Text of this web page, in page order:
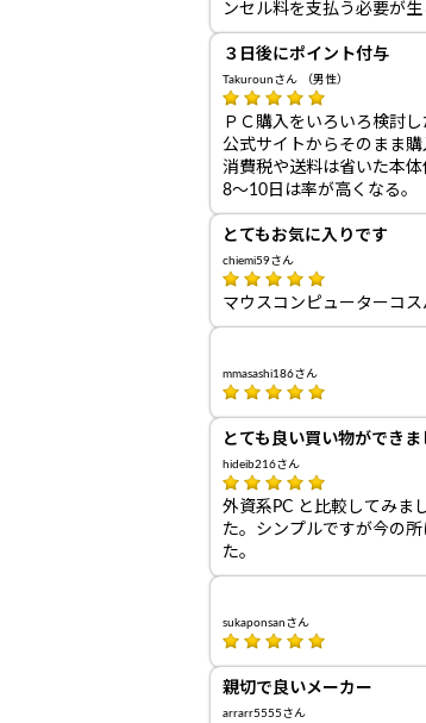
ンセル料を支払う必要が生
３日後にポイント付与
Takurounさん （男性）
ＰＣ購入をいろいろ検討
公式サイトからそのまま
消費税や送料は省いた本体
8～10日は率が高くなる。
とてもお気に入りです
chiemi59さん
マウスコンピューターコ
mmasashi186さん
とても良い買い物ができま
hideib216さん
外資系PC と比較してみま
た。シンプルですが今の
た。
sukaponsanさん
親切で良いメーカー
arrarr5555さん